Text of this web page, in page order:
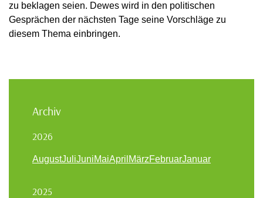
zu beklagen seien. Dewes wird in den politischen
Gesprächen der nächsten Tage seine Vorschläge zu
diesem Thema einbringen.
Archiv
2026
AugustJuliJuniMaiApril MärzFebruarJanuar
2025